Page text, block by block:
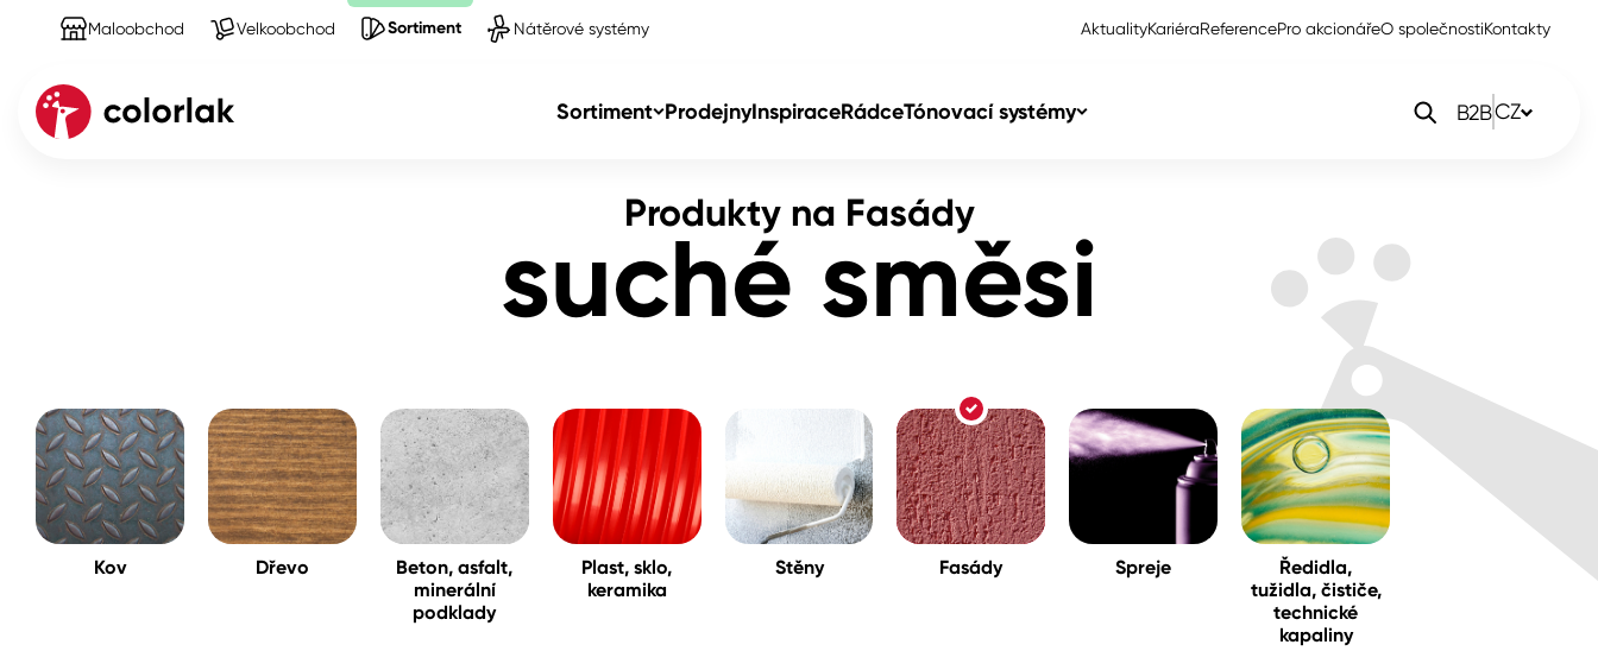
Maloobchod Velkoobchod Sortiment Nátěrové systémy AktualityKariéraReferencePro akcionářeO společnostiKontakty
Sortiment ProdejnyInspiraceRádceTónovací systémy B2BCZ
EN
Stěny
Fasády
Colorlak Profi
Produkty na Fasády
suché směsi
Kov Dřevo
Beton, asfalt,
minerální
podklady
Plast, sklo,
keramika
Stěny Fasády Spreje
Ředidla,
tužidla, čističe,
technické
kapaliny